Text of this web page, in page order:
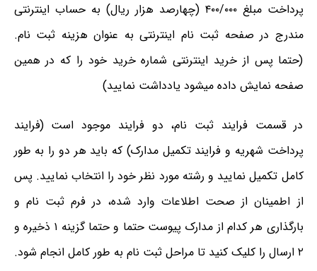
پرداخت مبلغ ۴۰۰/۰۰۰ (چهارصد هزار ریال) به حساب اینترنتی
مندرج در صفحه ثبت نام اینترنتی به عنوان هزینه ثبت نام.
(حتما پس از خرید اینترنتی شماره خرید خود را که در همین
صفحه نمایش داده میشود یادداشت نمایید)
در قسمت فرایند ثبت نام، دو فرایند موجود است (فرایند
پرداخت شهریه و فرایند تکمیل مدارک) که باید هر دو را به طور
کامل تکمیل نمایید و رشته مورد نظر خود را انتخاب نمایید. پس
از اطمینان از صحت اطلاعات وارد شده، در فرم ثبت نام و
بارگذاری هر کدام از مدارک پیوست حتما و حتما گزینه ۱ ذخیره و
۲ ارسال را کلیک کنید تا مراحل ثبت نام به طور کامل انجام شود.